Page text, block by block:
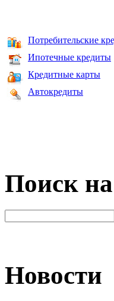
Потребительские
Ипотечные кредиты
Кредитные карты
Автокредиты
Поиск
Новости